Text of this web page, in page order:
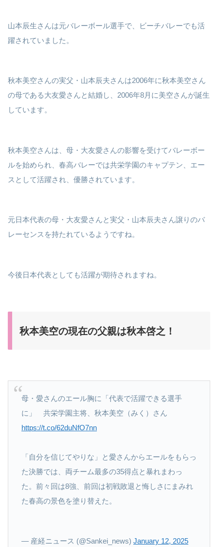
山本辰生さんは元バレーボール選手で、ビーチバレーでも活
躍されていました。
秋本美空さんの実父・山本辰夫さんは2006年に秋本美空さん
の母である大友愛さんと結婚し、2006年8月に美空さんが誕生
しています。
秋本美空さんは、母・大友愛さんの影響を受けてバレーボー
ルを始められ、春高バレーでは共栄学園のキャプテン、エー
スとして活躍され、優勝されています。
元日本代表の母・大友愛さんと実父・山本辰夫さん譲りのバ
レーセンスを持たれているようですね。
今後日本代表としても活躍が期待されますね。
秋本美空の現在の父親は秋本啓之！
母・愛さんのエール胸に「代表で活躍できる選手
に」 共栄学園主将、秋本美空（みく）さん
https://t.co/62duNfO7nn
「自分を信じてやりな」と愛さんからエールをもらっ
た決勝では、両チーム最多の35得点と暴れまわっ
た。前々回は8強、前回は初戦敗退と悔しさにまみれ
た春高の景色を塗り替えた。
— 産経ニュース (@Sankei_news) January 12, 2025